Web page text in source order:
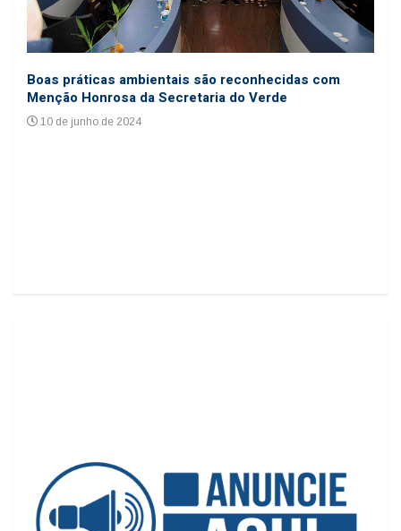
Boas práticas ambientais são reconhecidas com
Menção Honrosa da Secretaria do Verde
10 de junho de 2024